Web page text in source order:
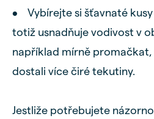
• Vybírejte si šťavnaté kusy
totiž usnadňuje vodivost v
například mírně
dostali více čiré tekutiny.
Jestliže potřebujete